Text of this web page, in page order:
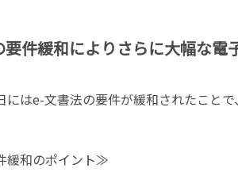
要件緩和によりさらに大幅な電
にはe-文書法の要件が緩和されたこと
緩和のポイント≫